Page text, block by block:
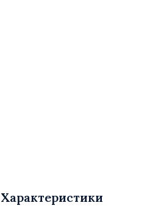
Характеристики